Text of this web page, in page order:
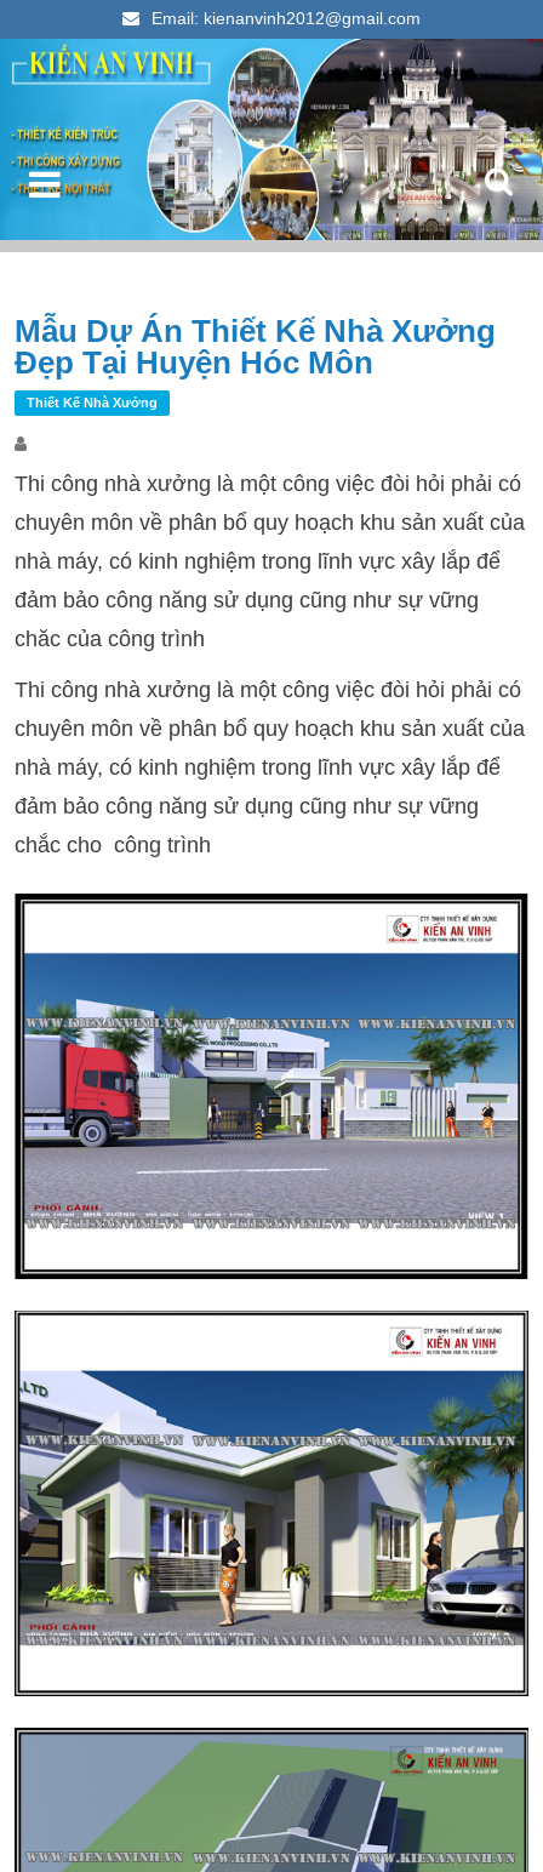
Email: kienanvinh2012@gmail.com
Kiến An Vinh
Thiết kế xây dựng nhà ống đẹp 2023
Mẫu Dự Án Thiết Kế Nhà Xưởng
Đẹp Tại Huyện Hóc Môn
Thiết Kế Nhà Xưởng
Thi công nhà xưởng là một công việc đòi hỏi phải có
chuyên môn về phân bổ quy hoạch khu sản xuất của
nhà máy, có kinh nghiệm trong lĩnh vực xây lắp để
đảm bảo công năng sử dụng cũng như sự vững
chăc của công trình
Thi công nhà xưởng là một công việc đòi hỏi phải có
chuyên môn về phân bổ quy hoạch khu sản xuất của
nhà máy, có kinh nghiệm trong lĩnh vực xây lắp để
đảm bảo công năng sử dụng cũng như sự vững
chắc cho công trình
Điều hướng bài viết